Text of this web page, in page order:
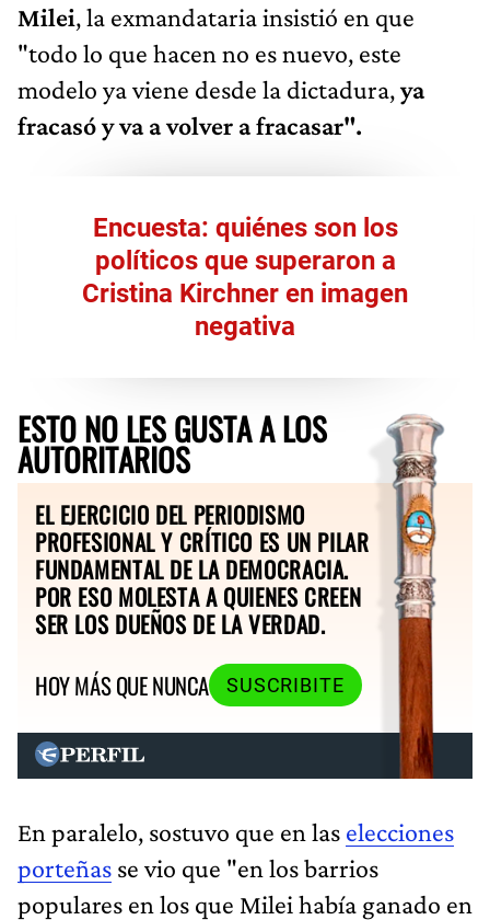
Milei, la exmandataria insistió en que
"todo lo que hacen no es nuevo, este
modelo ya viene desde la dictadura,ya
fracasó y va a volver a fracasar".
Encuesta: quiénes son los
políticos que superaron a
Cristina Kirchner en imagen
negativa
ESTO NO LES GUSTA A LOS
AUTORITARIOS
EL EJERCICIO DEL PERIODISMO
PROFESIONAL Y CRÍTICO ES UN PILAR
FUNDAMENTAL DE LA DEMOCRACIA.
POR ESO MOLESTA A QUIENES CREEN
SER LOS DUEÑOS DE LA VERDAD.
HOY MÁS QUE NUNCA
SUSCRIBITE
En paralelo, sostuvo que en las elecciones
porteñas se vio que "en los barrios
populares en los que Milei había ganado en